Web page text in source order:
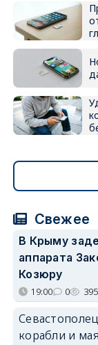
Свежее
В Крыму
аппарата
Козюру
19:00 0
корабли и